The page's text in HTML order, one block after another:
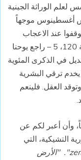
لعلم الوراثة الجينية
أغسطينوس موجهاً
عند الاعجاب
بالوقائع بدلاً من البحث عن مصدرها" (عظة 120، 5 – راجع يوحنا
في الذكرى المئوية
مارس 1984، 2). إن ما يخدم ترقي البشرية
العقل. فلينعم
وأن أعبر لكم عن
التشيكية، التي
"الأرض